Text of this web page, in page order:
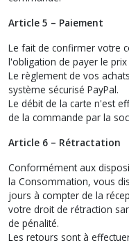
Article 5 – Paiement
Le fait de confirmer votre
l'obligation de payer le prix
Le règlement de vos
système sécurisé PayPal.
Le débit de la carte n'est
de la commande par la
Article 6 – Rétractation
Conformément aux
la Consommation, vous
jours à compter de la
votre droit de rétraction
de pénalité.
Les retours sont à